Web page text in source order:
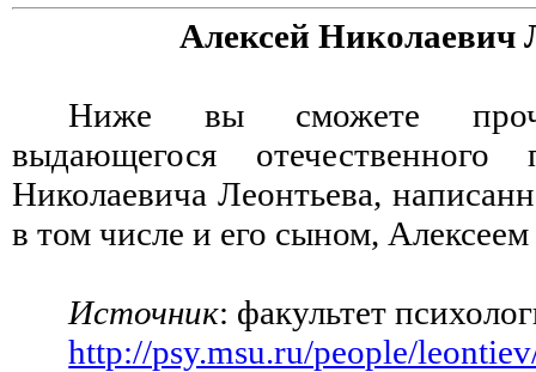
Алексей Николаевич
Ниже вы сможете
выдающегося отечественного
Николаевича Леонтьева,
в том числе и его сыном,
Источник: факультет
http://psy.msu.ru/people/